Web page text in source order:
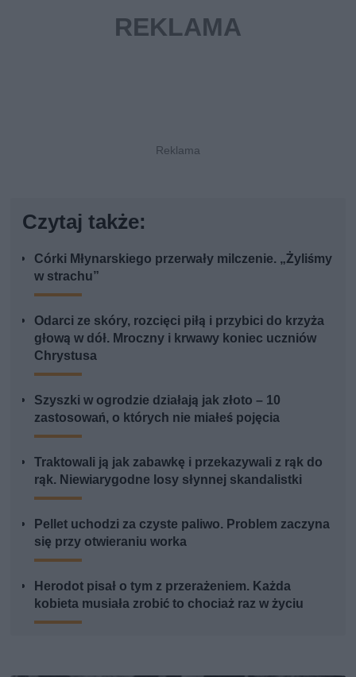
Czytaj także:
Córki Młynarskiego przerwały milczenie. „Żyliśmy
w strachu”
Odarci ze skóry, rozcięci piłą i przybici do krzyża
głową w dół. Mroczny i krwawy koniec uczniów
Chrystusa
Szyszki w ogrodzie działają jak złoto – 10
zastosowań, o których nie miałeś pojęcia
Traktowali ją jak zabawkę i przekazywali z rąk do
rąk. Niewiarygodne losy słynnej skandalistki
Pellet uchodzi za czyste paliwo. Problem zaczyna
się przy otwieraniu worka
Herodot pisał o tym z przerażeniem. Każda
kobieta musiała zrobić to chociaż raz w życiu